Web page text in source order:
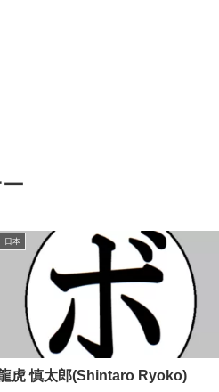
日本
虎 慎太郎(Shintaro Ryoko)